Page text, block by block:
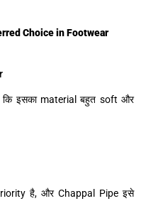
Choice in Footwear
इसका material बहुत soft और
है, और Chappal Pipe इसे